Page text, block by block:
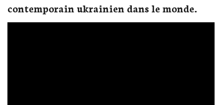
contemporain ukrainien dans le monde.